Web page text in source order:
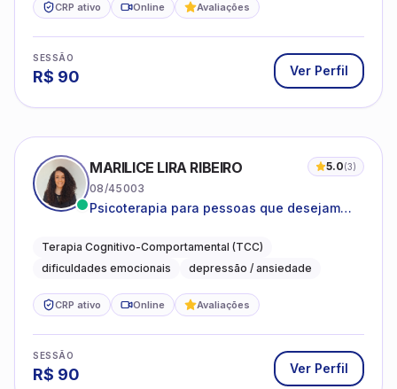
CRP ativo Online Avaliações
SESSÃO
R$ 90 Ver Perfil
MARILICE LIRA RIBEIRO 5.0(3)
08/45003
Psicoterapia para pessoas que desejam
dificuldades do dia a dia
Terapia Cognitivo-Comportamental (TCC)
dificuldades emocionais
depressão / ansiedade
CRP ativo Online Avaliações
SESSÃO
R$ 90 Ver Perfil